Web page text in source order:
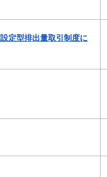
定型排出量取引制度に